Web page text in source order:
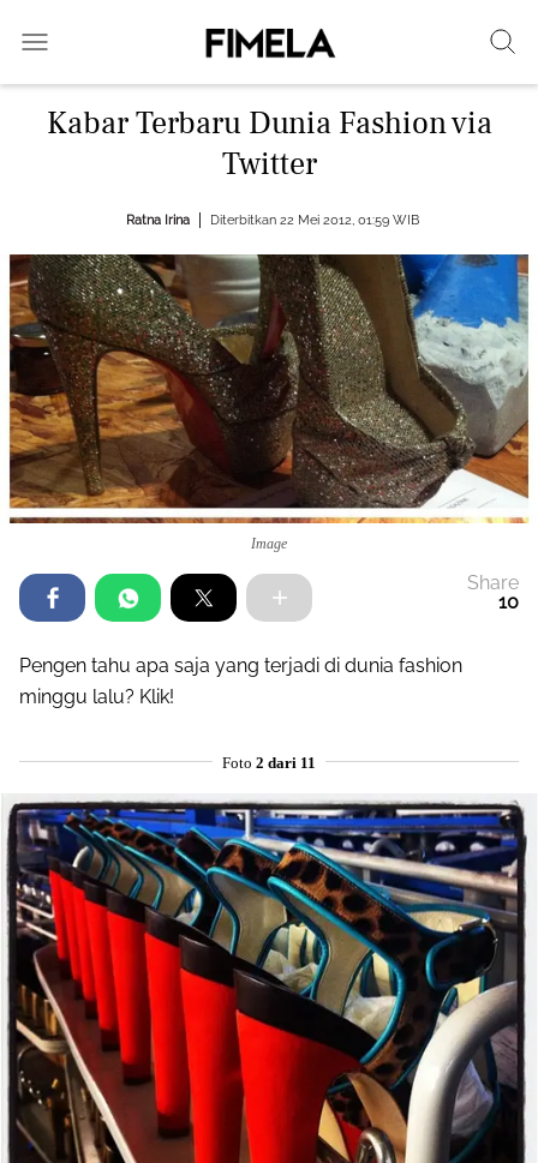
Kabar Terbaru Dunia Fashion via
Twitter
Ratna Irina Diterbitkan 22 Mei 2012, 01:59 WIB
Image
Share
10
Pengen tahu apa saja yang terjadi di dunia fashion
minggu lalu? Klik!
Foto 2 dari 11